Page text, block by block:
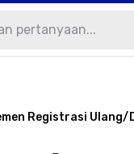
Registrasi